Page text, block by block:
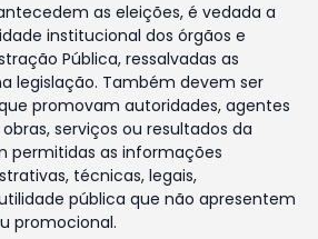
as eleições, é vedada a
institucional dos órgãos e
Pública, ressalvadas as
legislação. Também devem ser
promovam autoridades, agentes
serviços ou resultados da
permitidas as informações
técnicas, legais,
pública que não apresentem
promocional.